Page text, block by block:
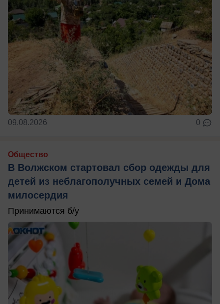
09.08.2026 0
Общество
В Волжском стартовал сбор одежды для
детей из неблагополучных семей и Дома
милосердия
Принимаются б/у